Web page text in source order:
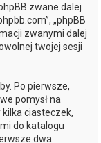
zwane dalej
„phpBB
zwanymi dalej
twojej sesji
Po pierwsze,
pomysł na
ciasteczek,
do katalogu
dwa